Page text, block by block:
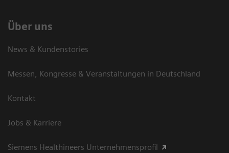
Über uns
News & Kundenstories
Messen, Kongresse & Veranstaltungen in Deutschland
Kontakt
Jobs & Karriere
Siemens Healthineers Unternehmensprofil